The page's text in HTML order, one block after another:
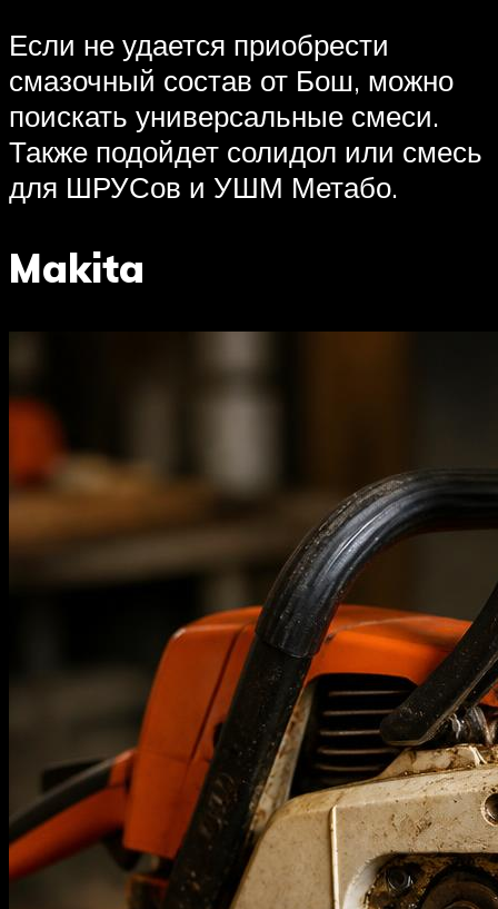
Если не удается приобрести
смазочный состав от Бош, можно
поискать универсальные смеси.
Также подойдет солидол или смесь
для ШРУСов и УШМ Метабо.
Makita